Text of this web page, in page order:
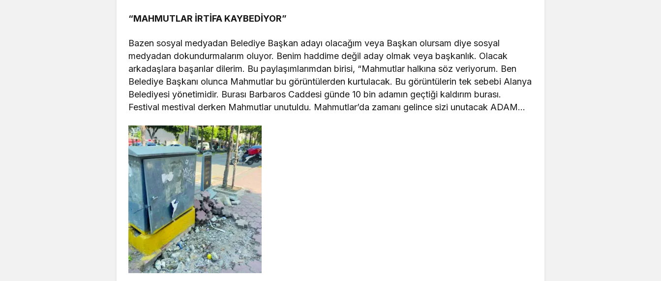
“MAHMUTLAR İRTİFA KAYBEDİYOR”
Bazen sosyal medyadan Belediye Başkan adayı olacağım veya Başkan olursam diye sosyal
medyadan dokundurmalarım oluyor. Benim haddime değil aday olmak veya başkanlık. Olacak
arkadaşlara başarılar dilerim. Bu paylaşımlarımdan birisi, “Mahmutlar halkına söz veriyorum. Ben
Belediye Başkanı olunca Mahmutlar bu görüntülerden kurtulacak. Bu görüntülerin tek sebebi Alanya
Belediyesi yönetimidir. Burası Barbaros Caddesi günde 10 bin adamın geçtiği kaldırım burası.
Festival mestival derken Mahmutlar unutuldu. Mahmutlar’da zamanı gelince sizi unutacak ADAM…